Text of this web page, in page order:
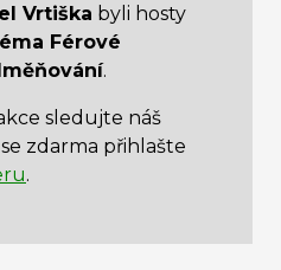
Vrtiška byli hosty
Férové
.
sledujte náš
zdarma přihlašte
.